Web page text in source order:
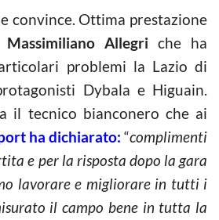
convince. Ottima prestazione
Massimiliano Allegri che ha
problemi la Lazio di
Dybala e Higuain.
il tecnico bianconero che ai
ha dichiarato: “complimenti
e per la risposta dopo la gara
lavorare e migliorare in tutti i
il campo bene in tutta la